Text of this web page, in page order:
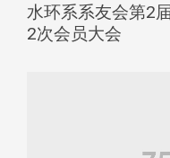
水环系系友会第2
2次会员大会